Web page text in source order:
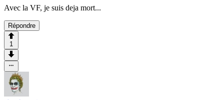
Avec la VF, je suis deja mort...
Répondre
1